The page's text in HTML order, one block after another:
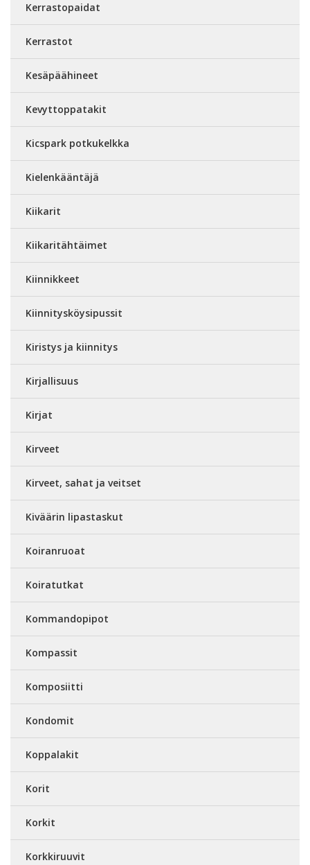
Kerrastopaidat
Kerrastot
Kesäpäähineet
Kevyttoppatakit
Kicspark potkukelkka
Kielenkääntäjä
Kiikarit
Kiikaritähtäimet
Kiinnikkeet
Kiinnitysköysipussit
Kiristys ja kiinnitys
Kirjallisuus
Kirjat
Kirveet
Kirveet, sahat ja veitset
Kiväärin lipastaskut
Koiranruoat
Koiratutkat
Kommandopipot
Kompassit
Komposiitti
Kondomit
Koppalakit
Korit
Korkit
Korkkiruuvit